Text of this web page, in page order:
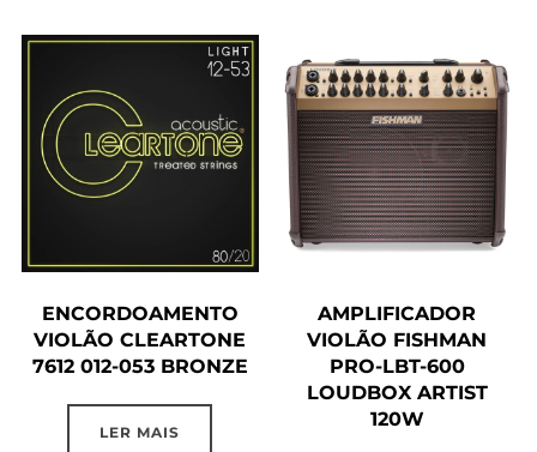
ENCORDOAMENTO
VIOLÃO CLEARTONE
7612 012-053 BRONZE
LER MAIS
AMPLIFICADOR
VIOLÃO FISHMAN
PRO-LBT-600
LOUDBOX ARTIST
120W